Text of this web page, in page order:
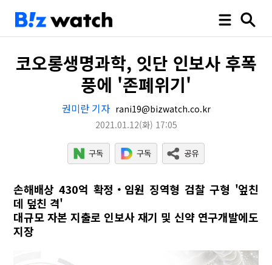
코오롱생명과학, 잇단 인보사 후폭
풍에 '존폐위기'
권미란 기자 rani19@bizwatch.co.kr
2021.01.12(화) 17:05
손해배상 430억 확정‧임원 징역형 검찰 구형 '엎친
데 덮친 격'
대규모 자본 지출로 인보사 재기 및 신약 연구개발에도
지장